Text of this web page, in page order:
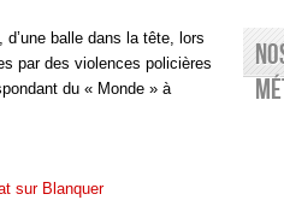
balle dans la tête, lors
par des violences policières
du « Monde » à
sur Blanquer